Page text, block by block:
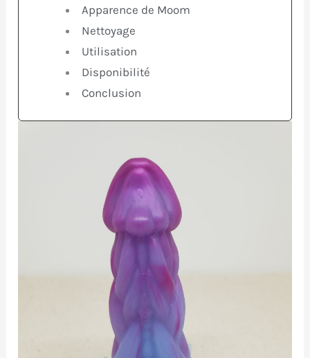
Apparence de Moom
Nettoyage
Utilisation
Disponibilité
Conclusion